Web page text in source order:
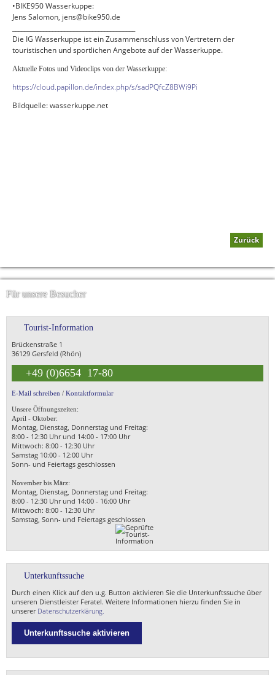
•BIKE950 Wasserkuppe:
Jens Salomon, jens@bike950.de
Die IG Wasserkuppe ist ein Zusammenschluss von Vertretern der
touristischen und sportlichen Angebote auf der Wasserkuppe.
Aktuelle Fotos und Videoclips von der Wasserkuppe:
https://cloud.papillon.de/index.php/s/sadPQfcZ8BWi9Pi
Bildquelle: wasserkuppe.net
Zurück
Für unsere Besucher
Tourist-Information
Brückenstraße 1
36129 Gersfeld (Rhön)
+49 (0)6654 17-80
E-Mail schreiben / Kontaktformular
Unsere Öffnungszeiten:
April - Oktober:
Montag, Dienstag, Donnerstag und Freitag:
8:00 - 12:30 Uhr und 14:00 - 17:00 Uhr
Mittwoch: 8:00 - 12:30 Uhr
Samstag 10:00 - 12:00 Uhr
Sonn- und Feiertags geschlossen
November bis März:
Montag, Dienstag, Donnerstag und Freitag:
8:00 - 12:30 Uhr und 14:00 - 16:00 Uhr
Mittwoch: 8:00 - 12:30 Uhr
Samstag, Sonn- und Feiertags geschlossen
Unterkunftssuche
Durch einen Klick auf den u.g. Button aktivieren Sie die Unterkunftssuche über
unseren Dienstleister Feratel. Weitere Informationen hierzu finden Sie in
unserer Datenschutzerklärung.
Unterkunftssuche aktivieren